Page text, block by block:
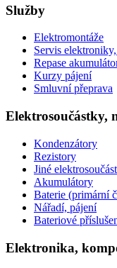
Služby
Elektromontáže
Servis
Repase
Kurzy pájení
Smluvní přeprava
Elektrosoučástky,
Kondenzátory
Rezistory
Jiné
Akumulátory
Baterie (primární
Nářadí, pájení
Bateriové
Elektronika,